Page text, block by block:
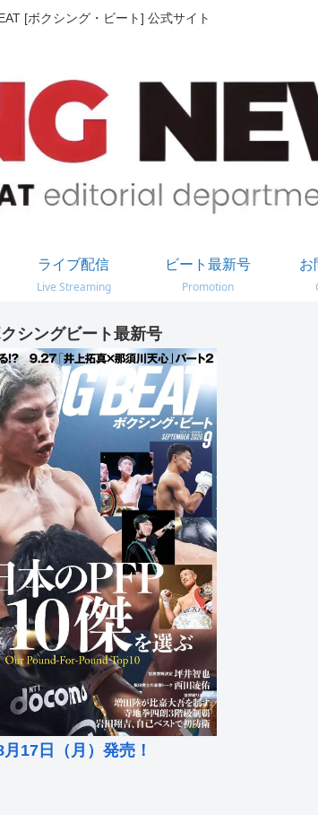
[ボクシング・ビート] 公式サイト
ライブ配信
Live Streaming
ビート最新号
Promotion
お
シングビート最新号
月17日（月）発売！